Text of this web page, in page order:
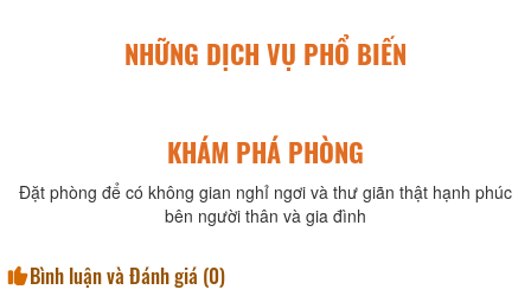
NHỮNG DỊCH VỤ PHỔ BIẾN
KHÁM PHÁ PHÒNG
Đặt phòng để có không gian nghỉ ngơi và thư giãn thật hạnh phúc
bên người thân và gia đình
Bình luận và Đánh giá (0)